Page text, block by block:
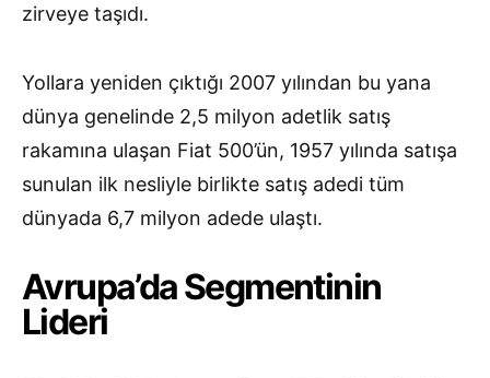
zirveye taşıdı.
Yollara yeniden çıktığı 2007 yılından bu yana
dünya genelinde 2,5 milyon adetlik satış
rakamına ulaşan Fiat 500’ün, 1957 yılında satışa
sunulan ilk nesliyle birlikte satış adedi tüm
dünyada 6,7 milyon adede ulaştı.
Avrupa’da Segmentinin
Lideri